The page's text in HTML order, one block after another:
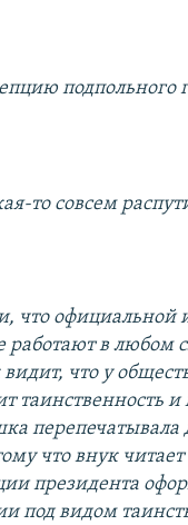
подпольного
то совсем
что официальной
в любом
что у
таинственность
что внук читает
президента
под видом